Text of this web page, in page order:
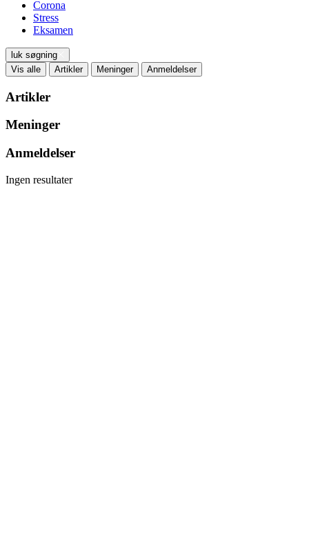
Corona
Stress
Eksamen
luk søgning
Vis alle
Artikler Meninger Anmeldelser
Artikler
Meninger
Anmeldelser
Ingen resultater